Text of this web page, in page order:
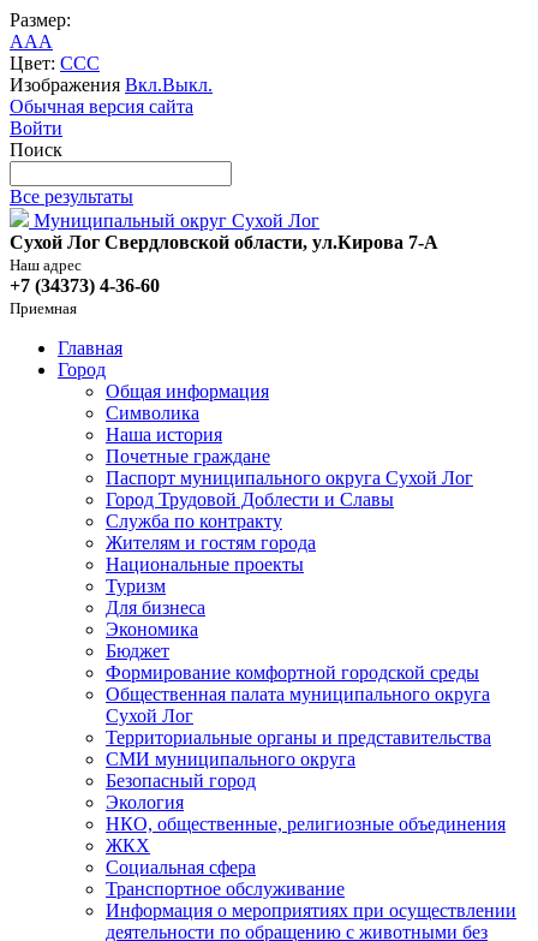
Размер:
AAA
Цвет: CCC
Изображения Вкл.Выкл.
Обычная версия сайта
Войти
Поиск
Все результаты
Муниципальный округ Сухой Лог
Сухой Лог Свердловской области, ул.Кирова 7-А
Наш адрес
+7 (34373) 4-36-60
Приемная
Главная
Город
Общая информация
Символика
Наша история
Почетные граждане
Паспорт муниципального округа Сухой Лог
Город Трудовой Доблести и Славы
Служба по контракту
Жителям и гостям города
Национальные проекты
Туризм
Для бизнеса
Экономика
Бюджет
Формирование комфортной городской среды
Общественная палата муниципального округа
Сухой Лог
Территориальные органы и представительства
СМИ муниципального округа
Безопасный город
Экология
НКО, общественные, религиозные объединения
ЖКХ
Социальная сфера
Транспортное обслуживание
Информация о мероприятиях при осуществлении
деятельности по обращению с животными без